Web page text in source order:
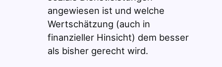
angewiesen ist und welche
Wertschätzung (auch in
finanzieller Hinsicht) dem besser
als bisher gerecht wird.